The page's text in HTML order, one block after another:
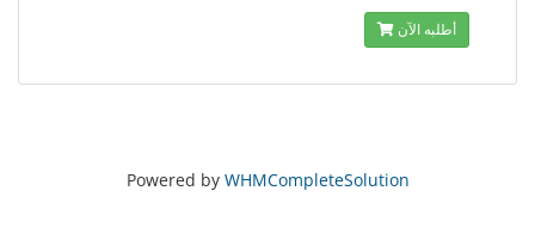
أطلبه الآن
Powered by WHMCompleteSolution